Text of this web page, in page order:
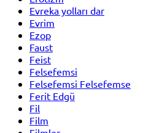
Evreka yolları dar
Evrim
Ezop
Faust
Feist
Felsefemsi
Felsefemsi Felsefemse
Ferit Edgü
Fil
Film